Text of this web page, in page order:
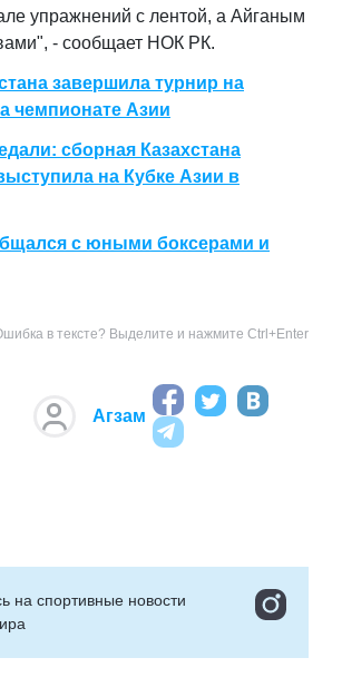
упражнений с лентой, а Айганым
- сообщает НОК РК.
завершила турнир на
чемпионате Азии
сборная Казахстана
на Кубке Азии в
с юными боксерами и
в тексте? Выделите и нажмите Ctrl+Enter
Агзам
на cпортивные новости